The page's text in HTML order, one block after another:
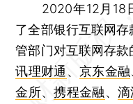
2020年12月18
了全部银行互联网存
管部门对互联网存款
讯理财通 、京东金融
金所、携程金融、滴